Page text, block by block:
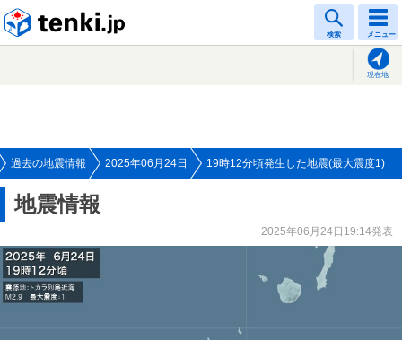
検索 メニュー
現在地
過去の地震情報 2025年06月24日 19時12分頃発生した地震(最大震度1)
地震情報
2025年06月24日19:14発表